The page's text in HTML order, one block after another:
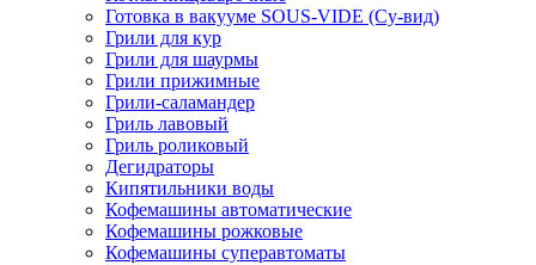
Готовка в вакууме SOUS-VIDE (Су-вид)
Грили для кур
Грили для шаурмы
Грили прижимные
Грили-саламандер
Гриль лавовый
Гриль роликовый
Дегидраторы
Кипятильники воды
Кофемашины автоматические
Кофемашины рожковые
Кофемашины суперавтоматы